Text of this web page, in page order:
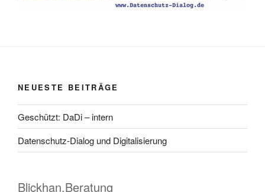
NEUESTE BEITRÄGE
Geschützt: DaDi – intern
Datenschutz-Dialog und Digitalisierung
Blickhan.Beratung